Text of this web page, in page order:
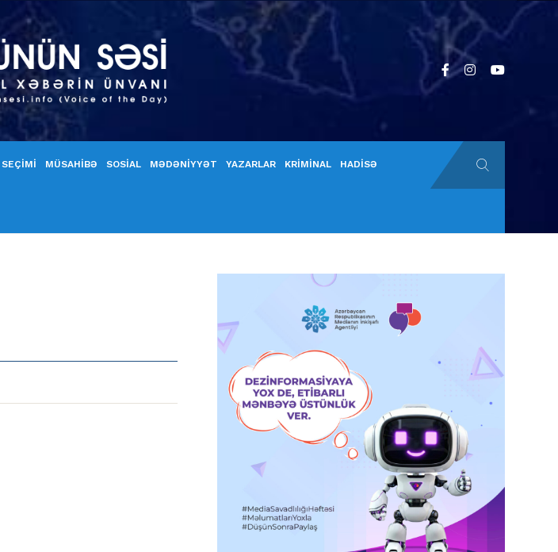
SEÇİMİ MÜSAHİBƏ SOSİAL MƏDƏNİYYƏT YAZARLAR KRİMİNAL HADİSƏ